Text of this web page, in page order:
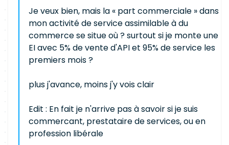
Je veux bien, mais la « part commerciale » dans
mon activité de service assimilable à du
commerce se situe où ? surtout si je monte une
EI avec 5% de vente d'API et 95% de service les
premiers mois ?
plus j'avance, moins j'y vois clair
Edit : En fait je n'arrive pas à savoir si je suis
commercant, prestataire de services, ou en
profession libérale